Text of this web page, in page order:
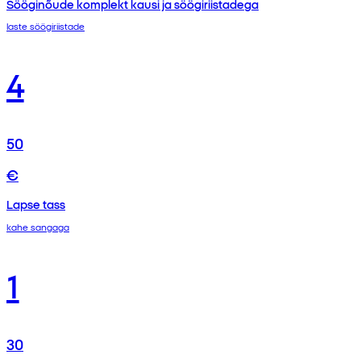
Sööginõude komplekt kausi ja söögiriistadega
laste söögiriistade
4
50
€
Lapse tass
kahe sangaga
1
30